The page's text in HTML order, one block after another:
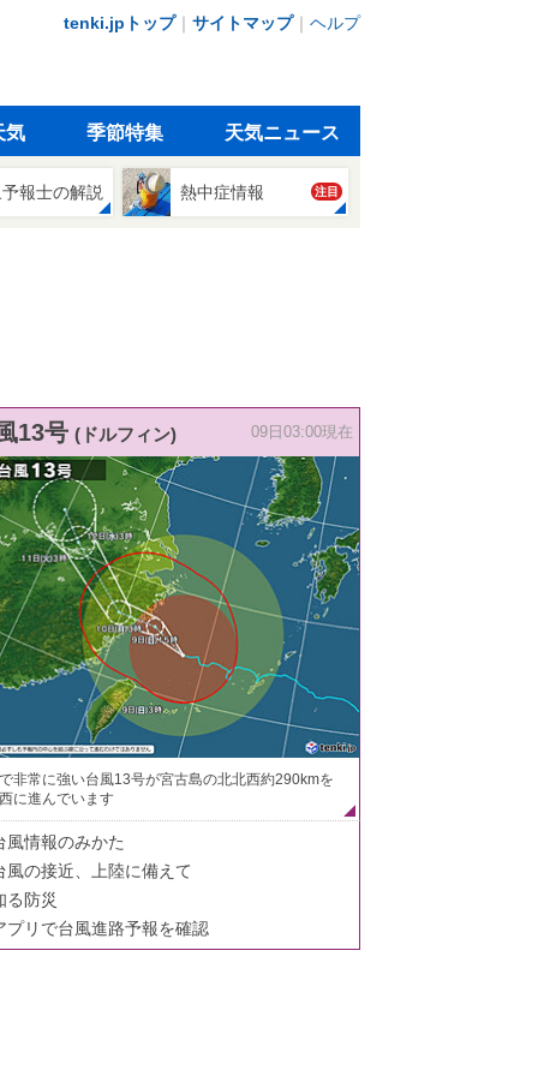
tenki.jpトップ｜ サイトマップ｜ ヘルプ
気 季節特集 天気ニュース
報士の解説 熱中症情報 注目
13号 (ドルフィン) 09日03:00現在
非常に強い台風13号が宮古島の北北西約290kmを
に進んでいます
風情報のみかた
風の接近、上陸に備えて
る防災
プリで台風進路予報を確認